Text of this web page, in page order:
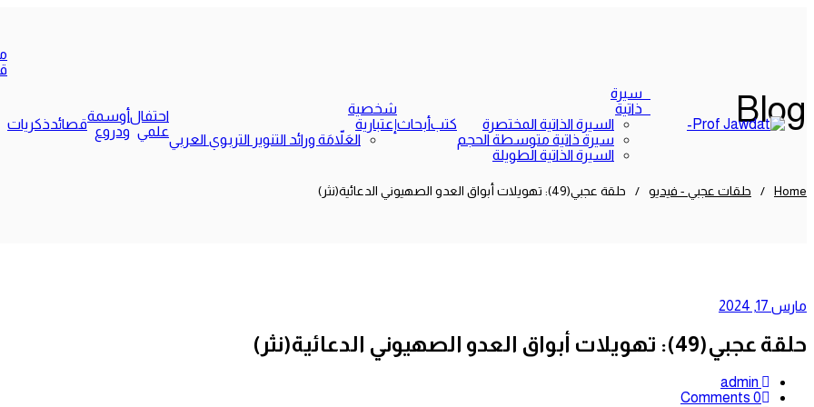
سيرة
ذاتية
السيرة الذاتية المختصرة
سيرة ذاتية متوسطة الحجم
السيرة الذاتية الطويلة
كتبأبحاث
شخصية
إعتبارية
العَلاّمَة ورائد التنوير التربوي العربي
احتفال
علمي
أوسمة
ودروع قصائدذكريات Blog
Home
/ حلقات عجبي - فيديو / حلقة عجبي(49): تهويلات أبواق العدو الصهيوني الدعائية(نثر)
مارس 17, 2024
حلقة عجبي(49): تهويلات أبواق العدو الصهيوني الدعائية(نثر)
admin
0 Comments